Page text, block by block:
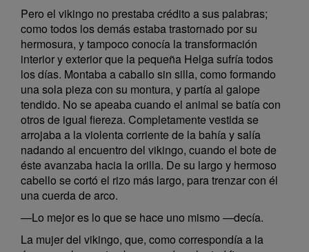
Pero el vikingo no prestaba crédito a sus palabras;
como todos los demás estaba trastornado por su
hermosura, y tampoco conocía la transformación
interior y exterior que la pequeña Helga sufría todos
los días. Montaba a caballo sin silla, como formando
una sola pieza con su montura, y partía al galope
tendido. No se apeaba cuando el animal se batía con
otros de igual fiereza. Completamente vestida se
arrojaba a la violenta corriente de la bahía y salía
nadando al encuentro del vikingo, cuando el bote de
éste avanzaba hacia la orilla. De su largo y hermoso
cabello se cortó el rizo más largo, para trenzar con él
una cuerda de arco.
—Lo mejor es lo que se hace uno mismo —decía.
La mujer del vikingo, que, como correspondía a la